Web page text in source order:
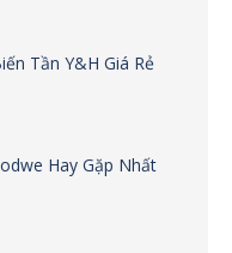
Tần Y&H Giá Rẻ
Hay Gặp Nhất